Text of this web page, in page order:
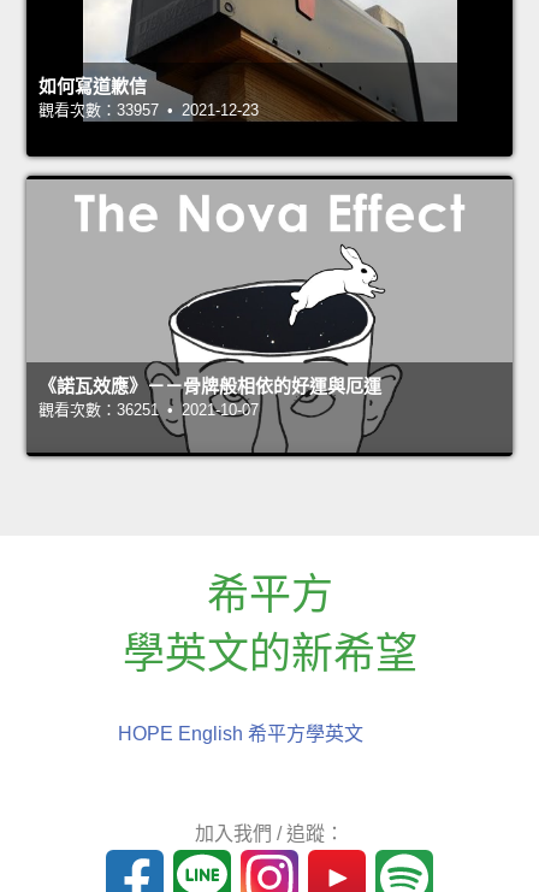
如何寫道歉信
觀看次數：33957 • 2021-12-23
《諾瓦效應》－－骨牌般相依的好運與厄運
觀看次數：36251 • 2021-10-07
希平方
學英文的新希望
HOPE English 希平方學英文
加入我們 / 追蹤：